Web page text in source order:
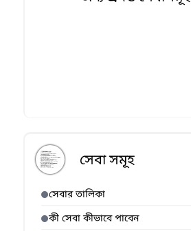
সেবা সমূহ
সেবার তালিকা
কী সেবা কীভাবে পাবেন